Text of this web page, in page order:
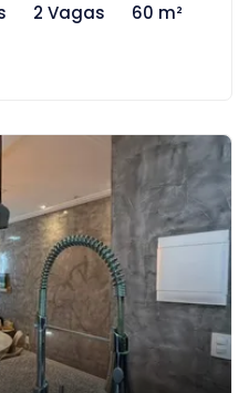
2 Vagas 60 m²